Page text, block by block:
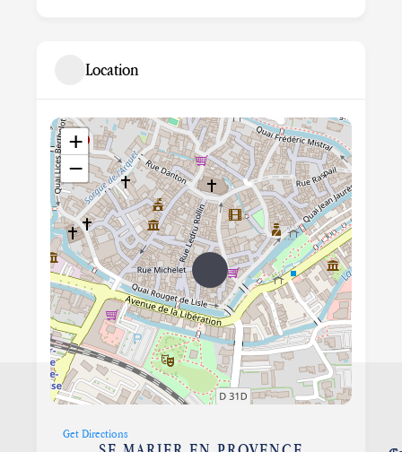
Location
+
−
Get Directions